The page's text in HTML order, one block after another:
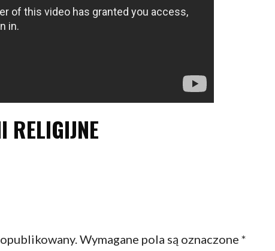
RELIGIJNE
Wymagane pola są oznaczone*